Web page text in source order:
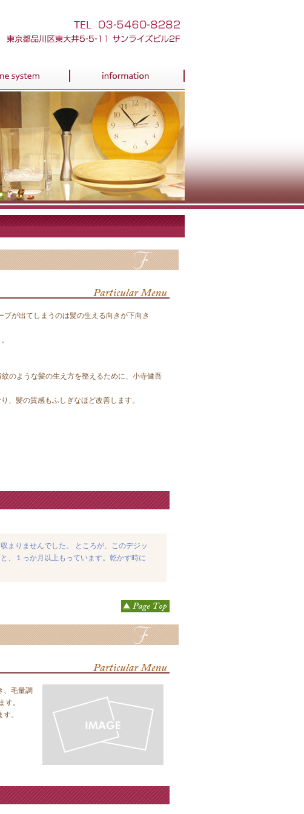
が出てしまうのは髪の生える向きが下向き
のような髪の生え方を整えるために、小寺健吾
、髪の質感もふしぎなほど改善します。
まりませんでした。 ところが、このデジッ
、１っか月以上もっています。乾かす時に
、毛量調
。
。